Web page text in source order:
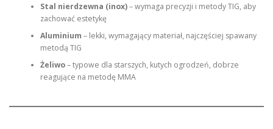
Stal nierdzewna (inox)– wymaga precyzji i metody TIG, aby
zachować estetykę
Aluminium – lekki, wymagający materiał, najczęściej spawany
metodą TIG
Żeliwo– typowe dla starszych, kutych ogrodzeń, dobrze
reagujące na metodę MMA